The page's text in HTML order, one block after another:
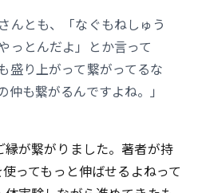
んとも、「なぐもねしゅう
っとんだよ」とか言って
盛り上がって繋がってるな
仲も繋がるんですよね。」
が繋がりました。著者が持
ってもっと伸ばせるよねって